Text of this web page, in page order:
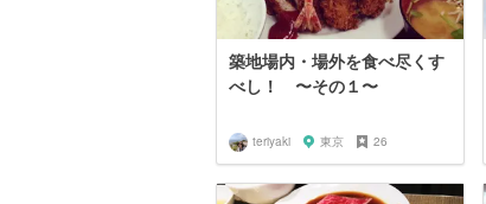
築地場内・場外を食べ尽くす
べし！ 〜その１〜
teriyaki 東京 26